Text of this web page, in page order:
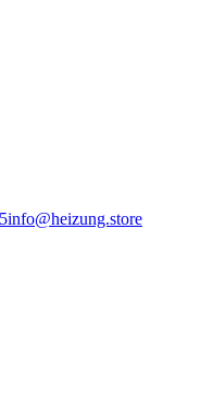
info@heizung.store